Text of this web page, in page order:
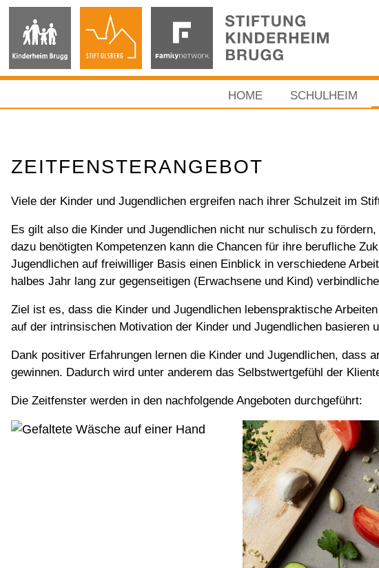
SCHULHEIM
HOME
ZEITFENSTERANGEBOT
Viele der Kinder und Jugendlichen ergreifen nach ihrer Schulzeit im
Es gilt also die Kinder und Jugendlichen nicht nur schulisch zu
dazu benötigten Kompetenzen kann die Chancen für ihre berufliche
Jugendlichen auf freiwilliger Basis einen Einblick in verschiedene
halbes Jahr lang zur gegenseitigen (Erwachsene und Kind)
Ziel ist es, dass die Kinder und Jugendlichen lebenspraktische
auf der intrinsischen Motivation der Kinder und Jugendlichen basieren
Dank positiver Erfahrungen lernen die Kinder und Jugendlichen, dass
gewinnen. Dadurch wird unter anderem das Selbstwertgefühl der
Die Zeitfenster werden in den nachfolgende Angeboten durchgeführt: